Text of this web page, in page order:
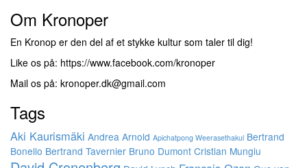
Om Kronoper
En Kronop er den del af et stykke kultur som taler til dig!
Like os på: https://www.facebook.com/kronoper
Mail os på: kronoper.dk@gmail.com
Tags
Aki Kaurismäki Andrea Arnold Apichatpong Weerasethakul Bertrand
Bonello Bertrand Tavernier Bruno Dumont Cristian Mungiu